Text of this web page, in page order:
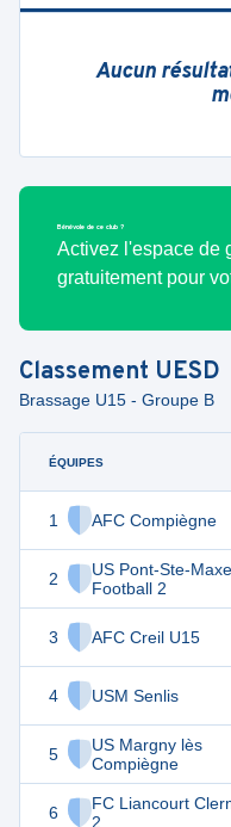
Aucun
Bénévole de ce club ?
Activez l'espace de
gratuitement pour
Classement UESD
Brassage U15 - Groupe B
ÉQUIPES
1 AFC Compiègne
2
US Pont-Ste-
Football 2
3 AFC Creil U15
4 USM Senlis
5
US Margny lès
Compiègne
6
FC Liancourt
2
18
15
13